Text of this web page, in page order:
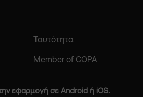
Ταυτότητα
Member of COPA
εφαρμογή σε Android ή iOS.